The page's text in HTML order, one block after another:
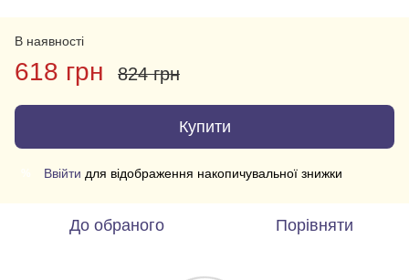
В наявності
618 грн 824 грн
Купити
Ввійти для відображення накопичувальної знижки
До обраного Порівняти